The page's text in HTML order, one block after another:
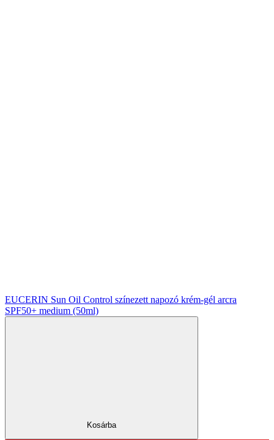
EUCERIN Sun Oil Control színezett napozó krém-gél arcra
SPF50+ medium (50ml)
Kosárba